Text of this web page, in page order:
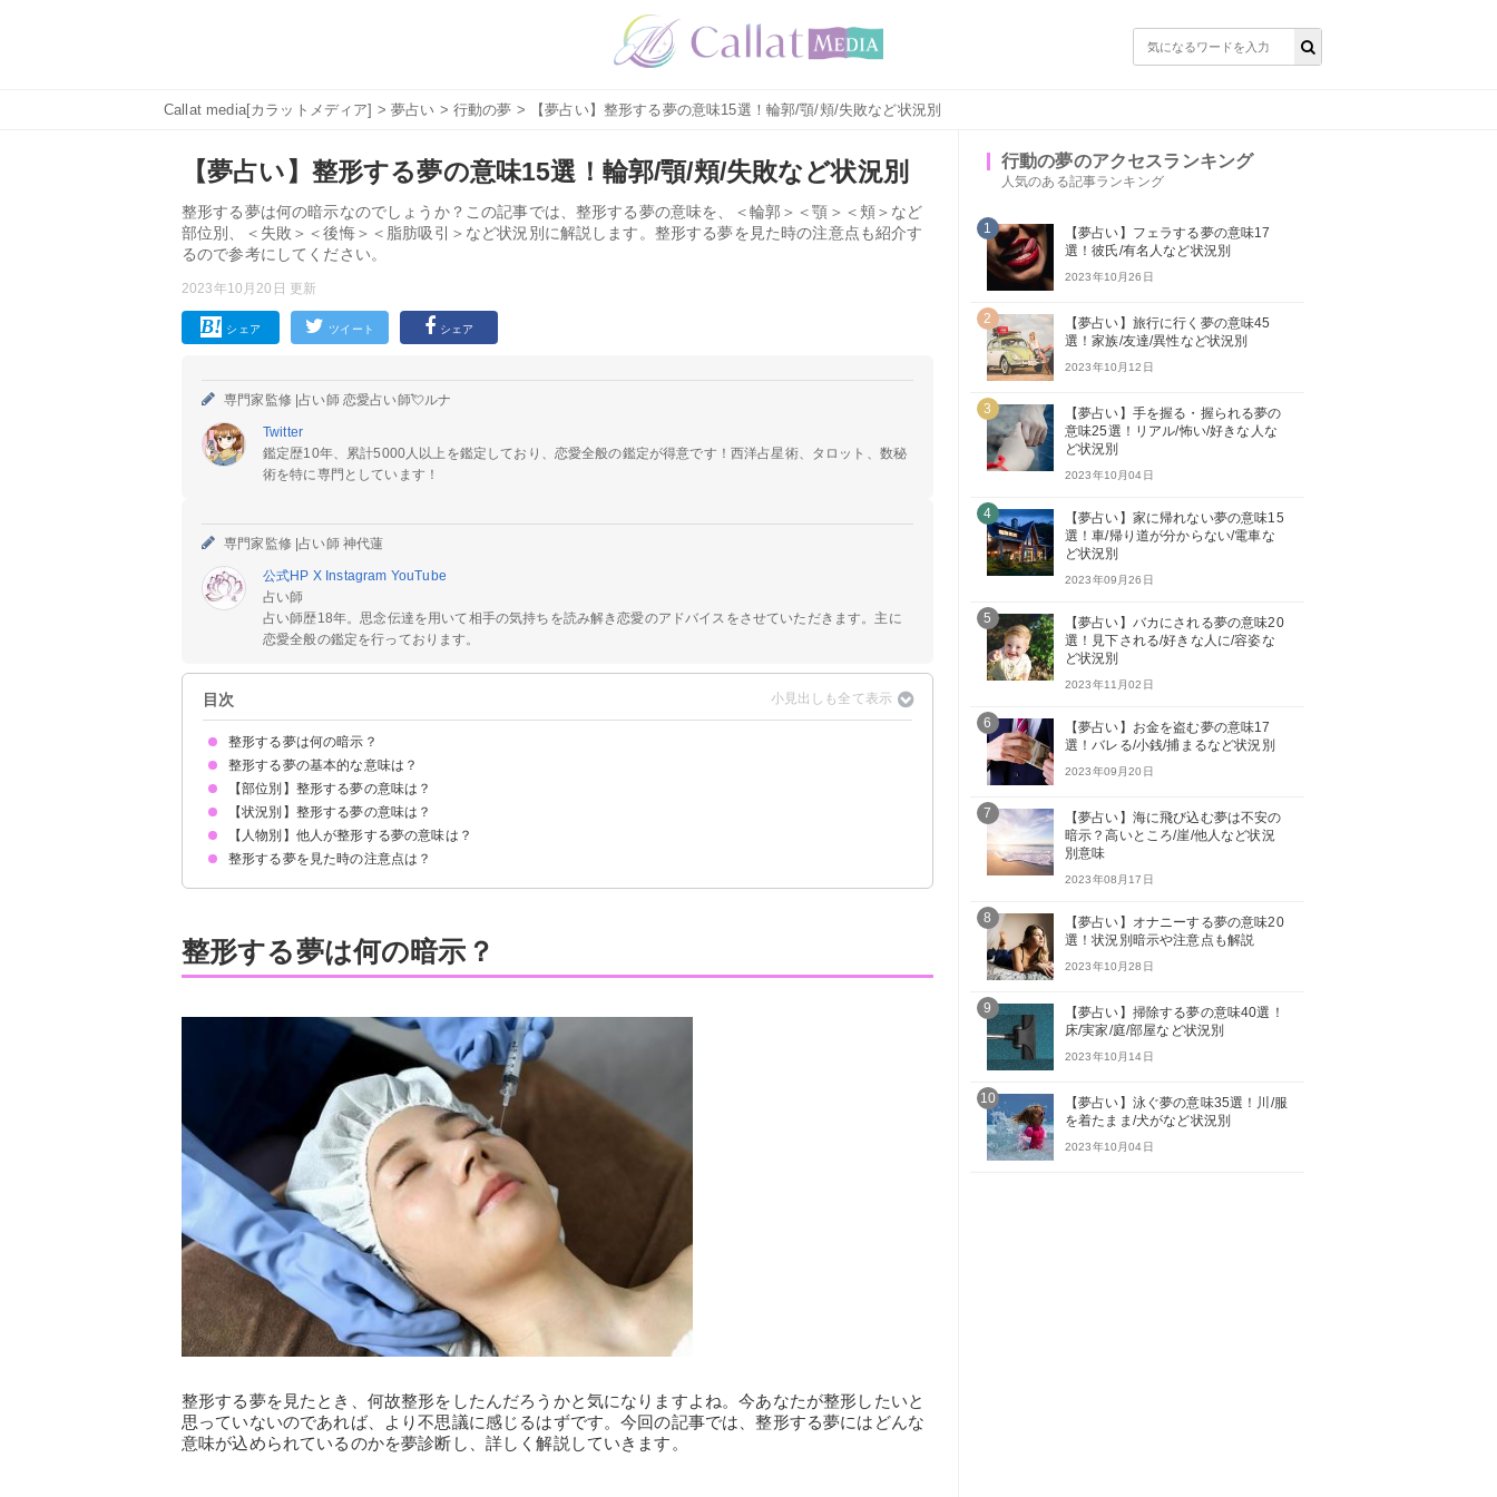
Callat media[カラットメディア] >夢占い > 行動の夢 > 【夢占い】整形する夢の意味15選！輪郭/顎/頬/失敗など状況別
【夢占い】整形する夢の意味15選！輪郭/顎/頬/失敗など状況別
整形する夢は何の暗示なのでしょうか？この記事では、整形する夢の意味を、＜輪郭＞＜顎＞＜頬＞など
部位別、＜失敗＞＜後悔＞＜脂肪吸引＞など状況別に解説します。整形する夢を見た時の注意点も紹介す
るので参考にしてください。
2023年10月20日 更新
シェア ツイート シェア
専門家監修 |占い師 恋愛占い師💘ルナ
Twitter
鑑定歴10年、累計5000人以上を鑑定しており、恋愛全般の鑑定が得意です！西洋占星術、タロット、数秘
術を特に専門としています！
専門家監修 |占い師 神代蓮
公式HP X Instagram YouTube
占い師
占い師歴18年。思念伝達を用いて相手の気持ちを読み解き恋愛のアドバイスをさせていただきます。主に
恋愛全般の鑑定を行っております。
目次
整形する夢は何の暗示？
整形する夢の基本的な意味は？
コンプレックスを克服したい気持ちの表れ
状況によって意味が決まる
【部位別】整形する夢の意味は？
輪郭を整形する夢【吉夢】
顎を整形する夢【願望夢】
頬を整形する夢【願望夢】
涙袋を整形する夢【願望夢】
目を整形する夢【願望夢】
鼻を整形する夢【願望夢】
唇を整形する夢【願望夢】
【状況別】整形する夢の意味は？
整形に失敗する夢【凶夢】
脂肪吸引をする夢【願望夢】
整形を後悔している夢【凶夢】
勝手に整形される夢【願望夢】
整形がバレる夢【吉夢・警告夢】
【人物別】他人が整形する夢の意味は？
友達が整形する夢【吉夢・凶夢】
家族が整形する夢【警告夢】
恋人が整形する夢【凶夢】
整形する夢を見た時の注意点は？
整形する夢は何の暗示？
整形する夢を見たとき、何故整形をしたんだろうかと気になりますよね。今あなたが整形したいと
思っていないのであれば、より不思議に感じるはずです。今回の記事では、整形する夢にはどんな
意味が込められているのかを夢診断し、詳しく解説していきます。
行動の夢のアクセスランキング
人気のある記事ランキング
1
【夢占い】フェラする夢の意味17
選！彼氏/有名人など状況別
2023年10月26日
2
【夢占い】旅行に行く夢の意味45
選！家族/友達/異性など状況別
2023年10月12日
3
【夢占い】手を握る・握られる夢の
意味25選！リアル/怖い/好きな人な
ど状況別
2023年10月04日
4
【夢占い】家に帰れない夢の意味15
選！車/帰り道が分からない/電車な
ど状況別
2023年09月26日
5
【夢占い】バカにされる夢の意味20
選！見下される/好きな人に/容姿な
ど状況別
2023年11月02日
6
【夢占い】お金を盗む夢の意味17
選！バレる/小銭/捕まるなど状況別
2023年09月20日
7
【夢占い】海に飛び込む夢は不安の
暗示？高いところ/崖/他人など状況
別意味
2023年08月17日
8
【夢占い】オナニーする夢の意味20
選！状況別暗示や注意点も解説
2023年10月28日
9
【夢占い】掃除する夢の意味40選！
床/実家/庭/部屋など状況別
2023年10月14日
10
【夢占い】泳ぐ夢の意味35選！川/服
を着たまま/犬がなど状況別
2023年10月04日